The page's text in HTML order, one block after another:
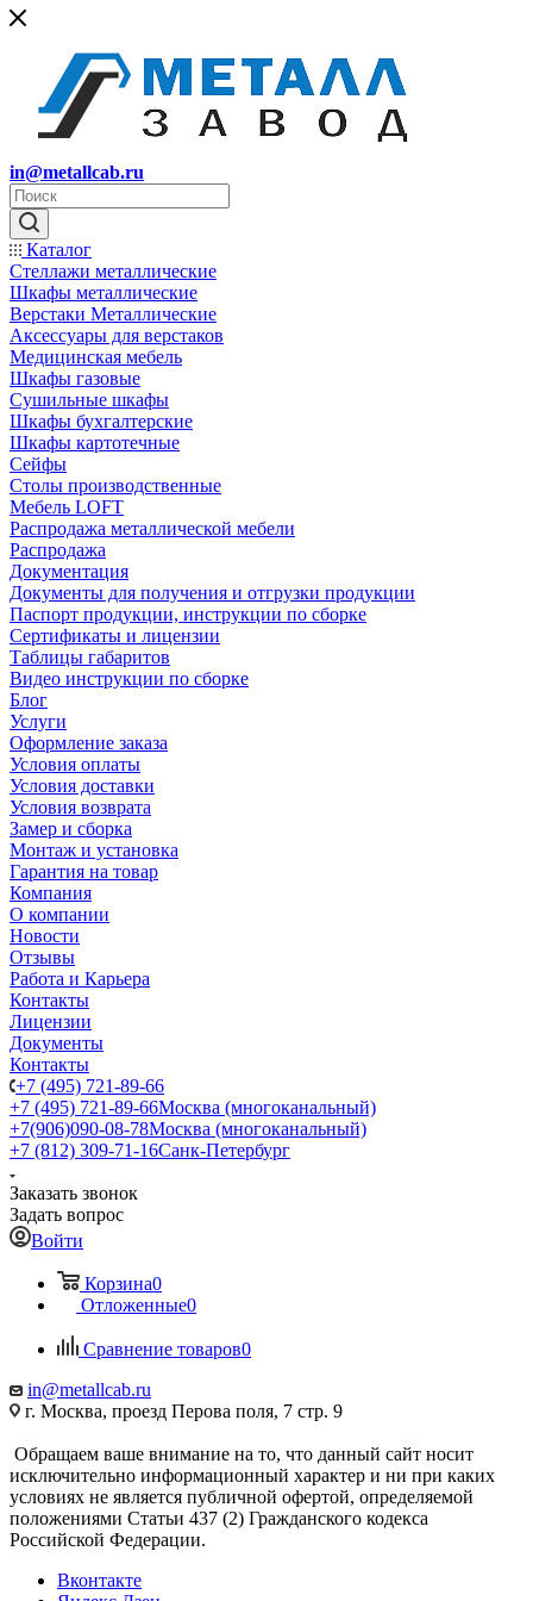
in@metallcab.ru
Каталог
Стеллажи металлические
Шкафы металлические
Верстаки Металлические
Аксессуары для верстаков
Медицинская мебель
Шкафы газовые
Сушильные шкафы
Шкафы бухгалтерские
Шкафы картотечные
Сейфы
Столы производственные
Мебель LOFT
Распродажа металлической мебели
Распродажа
Документация
Документы для получения и отгрузки продукции
Паспорт продукции, инструкции по сборке
Сертификаты и лицензии
Таблицы габаритов
Видео инструкции по сборке
Блог
Услуги
Оформление заказа
Условия оплаты
Условия доставки
Условия возврата
Замер и сборка
Монтаж и установка
Гарантия на товар
Компания
О компании
Новости
Отзывы
Работа и Карьера
Контакты
Лицензии
Документы
Контакты
+7 (495) 721-89-66
+7 (495) 721-89-66Москва (многоканальный)
+7(906)090-08-78Москва (многоканальный)
+7 (812) 309-71-16Санк-Петербург
Заказать звонок
Задать вопрос
Войти
Корзина0
Отложенные0
Сравнение товаров0
in@metallcab.ru
г. Москва, проезд Перова поля, 7 стр. 9
Обращаем ваше внимание на то, что данный сайт носит
исключительно информационный характер и ни при каких
условиях не является публичной офертой, определяемой
положениями Статьи 437 (2) Гражданского кодекса
Российской Федерации.
Вконтакте